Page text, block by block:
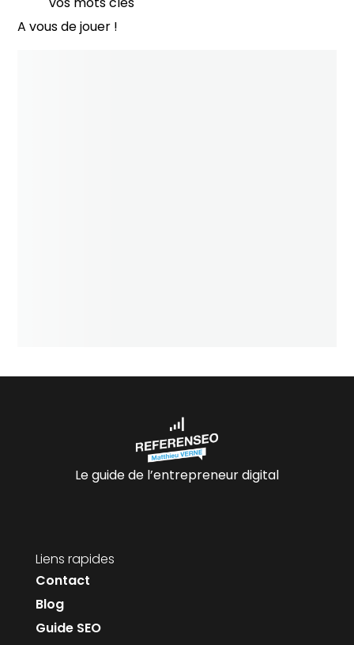
A vous de jouer !
Le guide de l’entrepreneur digital
Liens rapides
Contact
Blog
Guide SEO